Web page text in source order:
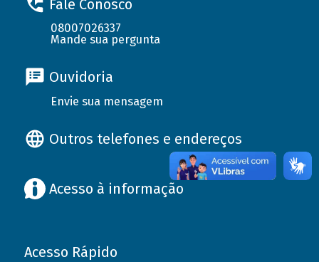
Fale Conosco
08007026337
Mande sua pergunta
Ouvidoria
Envie sua mensagem
Outros telefones e endereços
Acesso à informação
Acesso Rápido